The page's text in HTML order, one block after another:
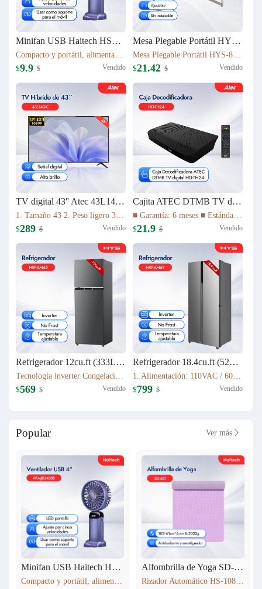
Minifan USB Haitech HSF-N15
Compacto y portátil, alimentación por USB. Rotación de 360° para ajustar la dirección del viento. Pantalla LED que muestra la velocidad. 5 niveles de velocidad ajustables. También funciona como soporte para móvil. 5 colores disponibles según inventario.
$9.9 $ Vendido
Mesa Plegable Portátil HYS-8912-1
Mesa Plegable Portátil HYS-8912-1 80*40*75cm & 4900g Ajustable Sin instalación
$21.42 $ Vendido
TV digital 43'' Atec 43L14D-C
1. Tamaño 43 2. Peso ligero 3. Relación de aspecto 16:9 4. Tiempo de respuesta (gris a gris) 8,5ms 5. La imagen de alta definición 1080P 6. Vida útil de la lámpara 30.000 HS 7. Sistema de TV ATV(NTSC)/DTV(DTMB) 8. Múltiples interfaces
$289 $ Vendido
Cajita ATEC DTMB TV digital HD-TH24
■ Garantía: 6 meses ■ Estándar DTMB ■ El rendimiento del sistema es más robusto. ■ Mayor capacidad de información. ■ Mejor rendimiento móvil. ■ El rendimiento de la cobertura de transmisión es mejor.
$21.9 $ Vendido
Refrigerador 12cu.ft (333L) Inverter HRF-AM45
$569 $ Vendido
Refrigerador 18.4cu.ft (521L) Inverter HRF-AM69
1. Alimentación: 110VAC / 60Hz 2. Sistema Libre de Escarcha (No Frost) 3. Tecnología inverter 4. Refrigerante Ecológico (R600a) 5. Flujo de Aire Tridimensional Indirecto (360°) con Temperatura Estable 6. Luz LED Interior de Bajo Consumo
$799 $ Vendido
Popular Ver más 
Minifan USB Haitech HSF-N15 Alfombrilla de Yoga SD-401
Rizador Automático HS-108 183*61cm*6mm & 2000g Antideslizante y amortiguador